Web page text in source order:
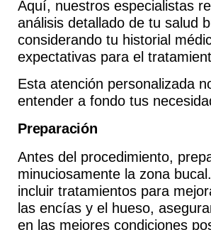
Aquí, nuestros especialistas
análisis detallado de tu salud
considerando tu historial
expectativas para el
Esta atención personalizada
entender a fondo tus
Preparación
Antes del procedimiento,
minuciosamente la zona
incluir tratamientos para
las encías y el hueso,
en las mejores condiciones